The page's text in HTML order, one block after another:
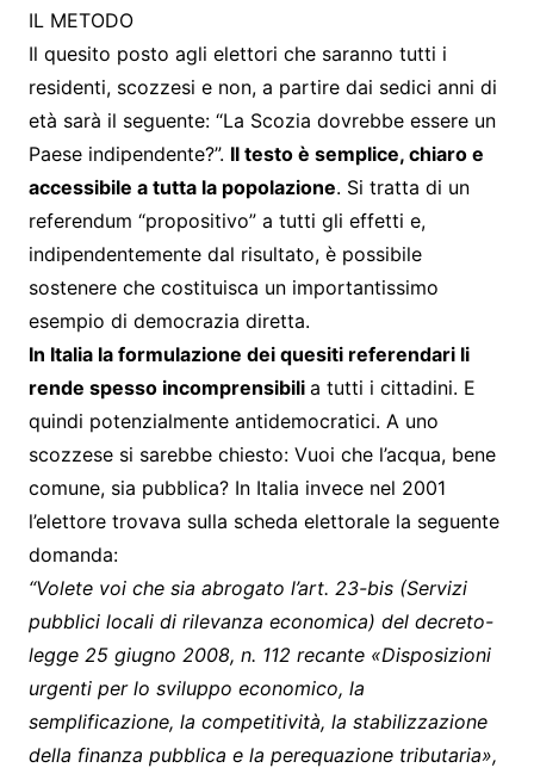
IL METODO
Il quesito posto agli elettori che saranno tutti i
residenti, scozzesi e non, a partire dai sedici anni di
età sarà il seguente: “La Scozia dovrebbe essere un
Paese indipendente?”. Il testo è semplice, chiaro e
accessibile a tutta la popolazione. Si tratta di un
referendum “propositivo” a tutti gli effetti e,
indipendentemente dal risultato, è possibile
sostenere che costituisca un importantissimo
esempio di democrazia diretta.
In Italia la formulazione dei quesiti referendari li
rende spesso incomprensibili a tutti i cittadini. E
quindi potenzialmente antidemocratici. A uno
scozzese si sarebbe chiesto: Vuoi che l’acqua, bene
comune, sia pubblica? In Italia invece nel 2001
l’elettore trovava sulla scheda elettorale la seguente
domanda:
“Volete voi che sia abrogato l’art. 23-bis (Servizi
pubblici locali di rilevanza economica) del decreto-
legge 25 giugno 2008, n. 112 recante «Disposizioni
urgenti per lo sviluppo economico, la
semplificazione, la competitività, la stabilizzazione
della finanza pubblica e la perequazione tributaria»,